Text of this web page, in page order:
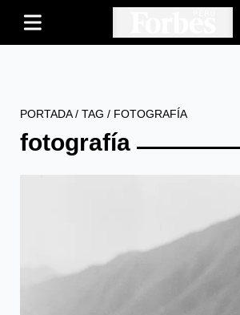
PORTADA/ TAG / FOTOGRAFÍA
fotografía